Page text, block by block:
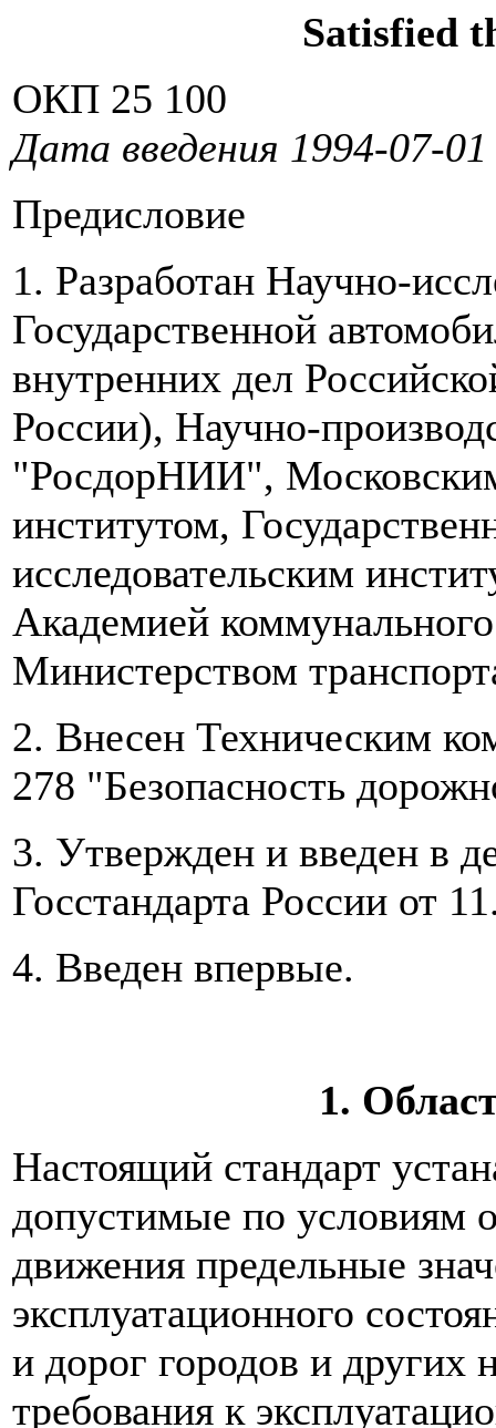
Satisfied
ОКП 25 100
Дата введения 1994-07-01
Предисловие
1. Разработан Научно-
Государственной
внутренних дел
России), Научно-
"РосдорНИИ",
институтом,
исследовательским
Академией
Министерством
2. Внесен Техническим
278 "Безопасность
3. Утвержден и введен в
Госстандарта России от
4. Введен впервые.
1.
Настоящий стандарт
допустимые по условиям
движения предельные
эксплуатационного
и дорог городов и других
требования к